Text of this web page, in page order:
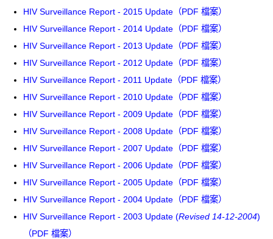
HIV Surveillance Report - 2015 Update（PDF 檔案）
HIV Surveillance Report - 2014 Update（PDF 檔案）
HIV Surveillance Report - 2013 Update（PDF 檔案）
HIV Surveillance Report - 2012 Update（PDF 檔案）
HIV Surveillance Report - 2011 Update（PDF 檔案）
HIV Surveillance Report - 2010 Update（PDF 檔案）
HIV Surveillance Report - 2009 Update（PDF 檔案）
HIV Surveillance Report - 2008 Update（PDF 檔案）
HIV Surveillance Report - 2007 Update（PDF 檔案）
HIV Surveillance Report - 2006 Update（PDF 檔案）
HIV Surveillance Report - 2005 Update（PDF 檔案）
HIV Surveillance Report - 2004 Update（PDF 檔案）
HIV Surveillance Report - 2003 Update (Revised 14-12-2004)
（PDF 檔案）